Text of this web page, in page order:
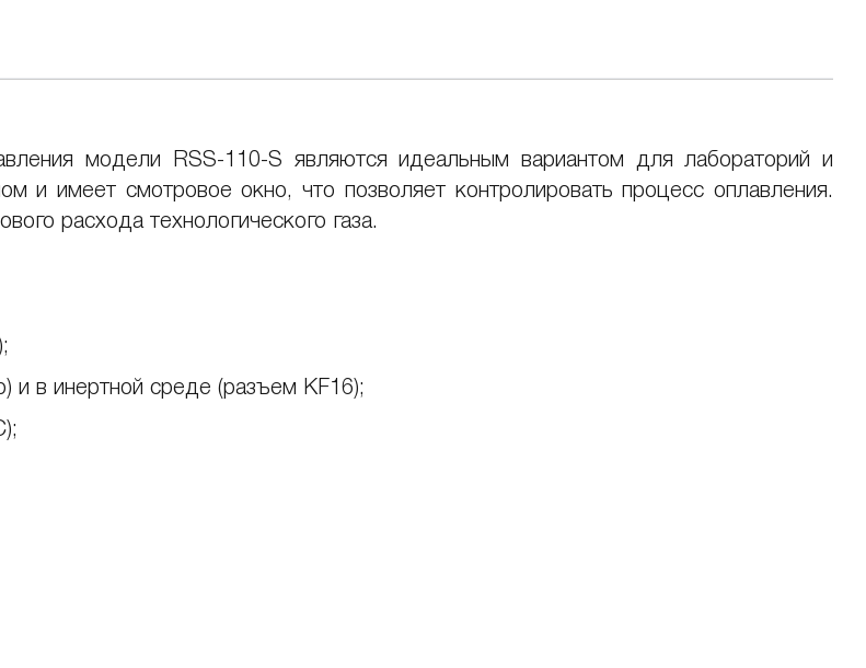
модели RSS-110-S являются идеальным вариантом для лабораторий и
и имеет смотровое окно, что позволяет контролировать процесс оплавления.
расхода технологического газа.
и в инертной среде (разъем KF16);